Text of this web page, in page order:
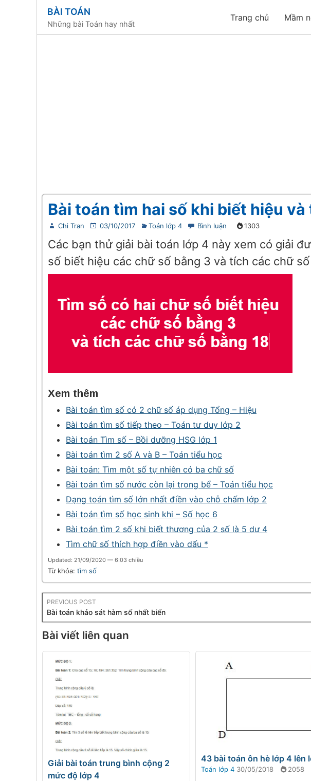
BÀI TOÁN
Những bài Toán hay nhất
Trang chủ Mầm
Bài toán tìm hai số khi biết hiệu và
Chi Tran 03/10/2017 Toán lớp 4 Bình luận 1303
Các bạn thử giải bài toán lớp 4 này xem có giải
số biết hiệu các chữ số bằng 3 và tích các chữ số
Xem thêm
Bài toán tìm số có 2 chữ số áp dụng Tổng – Hiệu
Bài toán tìm số tiếp theo – Toán tư duy lớp 2
Bài toán Tìm số – Bồi dưỡng HSG lớp 1
Bài toán tìm 2 số A và B – Toán tiểu học
Bài toán: Tìm một số tự nhiên có ba chữ số
Bài toán tìm số nước còn lại trong bể – Toán tiểu học
Dạng toán tìm số lớn nhất điền vào chỗ chấm lớp 2
Bài toán tìm số học sinh khi – Số học 6
Bài toán tìm 2 số khi biết thương của 2 số là 5 dư 4
Tìm chữ số thích hợp điền vào dấu *
Updated: 21/09/2020 — 6:03 chiều
Từ khóa: tìm số
PREVIOUS POST
Bài toán khảo sát hàm số nhất biến
Bài viết liên quan
Giải bài toán trung bình cộng 2
mức độ lớp 4
43 bài toán ôn hè lớp 4 lên
Toán lớp 4 30/05/2018 2058